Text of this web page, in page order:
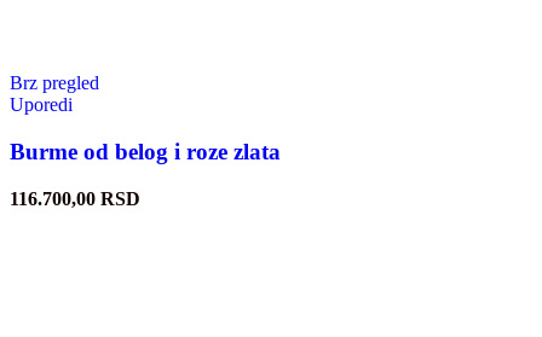
Brz pregled
Uporedi
Burme od belog i roze zlata
116.700,00 RSD